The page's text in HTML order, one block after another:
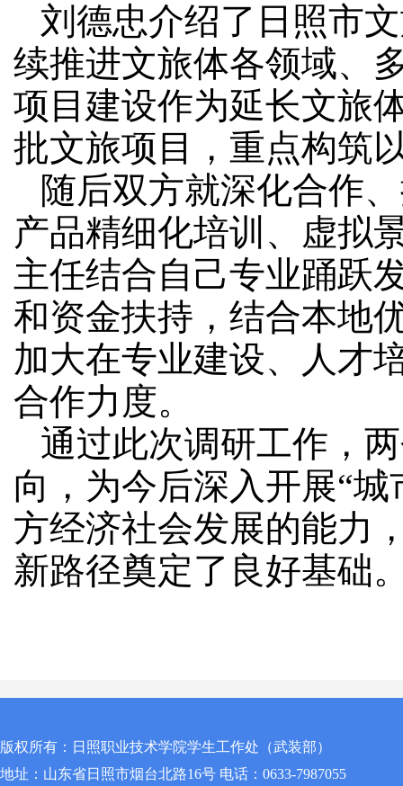
刘德忠介绍了日照市
续推进文旅体各领域、
项目建设作为延长文旅
批文旅项目，重点构筑
随后双方就深化合作
产品精细化培训、虚拟
主任结合自己专业踊跃
和资金扶持，结合本地
加大在专业建设、人才
合作力度。
通过此次调研工作，
向，为今后深入开展“城
方经济社会发展的能力
新路径奠定了良好基础
版权所有：日照职业技术学院学生工作处（武装部）
地址：山东省日照市烟台北路16号 电话：0633-7987055